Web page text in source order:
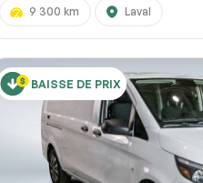
9 300 km Laval
BAISSE DE PRIX